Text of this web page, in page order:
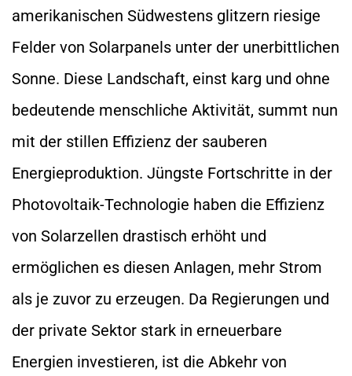
amerikanischen Südwestens glitzern riesige
Felder von Solarpanels unter der unerbittlichen
Sonne. Diese Landschaft, einst karg und ohne
bedeutende menschliche Aktivität, summt nun
mit der stillen Effizienz der sauberen
Energieproduktion. Jüngste Fortschritte in der
Photovoltaik-Technologie haben die Effizienz
von Solarzellen drastisch erhöht und
ermöglichen es diesen Anlagen, mehr Strom
als je zuvor zu erzeugen. Da Regierungen und
der private Sektor stark in erneuerbare
Energien investieren, ist die Abkehr von